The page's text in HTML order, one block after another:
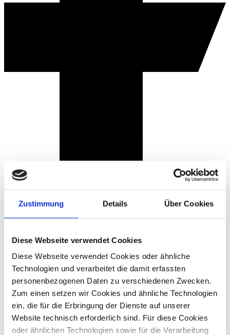
Zustimmung Details Über Cookies
Diese Webseite verwendet Cookies
Diese Webseite verwendet Cookies oder ähnliche
Technologien und verarbeitet die damit erfassten
personenbezogenen Daten zu verschiedenen Zwecken.
Zum einen setzen wir Cookies und ähnliche Technologien
ein, die für die Erbringung der Dienste auf unserer
Website technisch erforderlich sind. Für diese Cookies
oder ähnlichen Technologien sowie für die Verarbeitung